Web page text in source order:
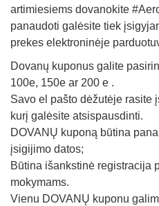
artimiesiems dovanokite
panaudoti galėsite tiek
prekes elektroninėje
Dovanų kuponus galite
100e, 150e ar 200 e .
Savo el pašto dėžutėje rasite
kurį galėsite atsispausdinti.
DOVANŲ kuponą būtina
įsigijimo datos;
Būtina išankstinė registracija
mokymams.
Vienu DOVANŲ kuponu